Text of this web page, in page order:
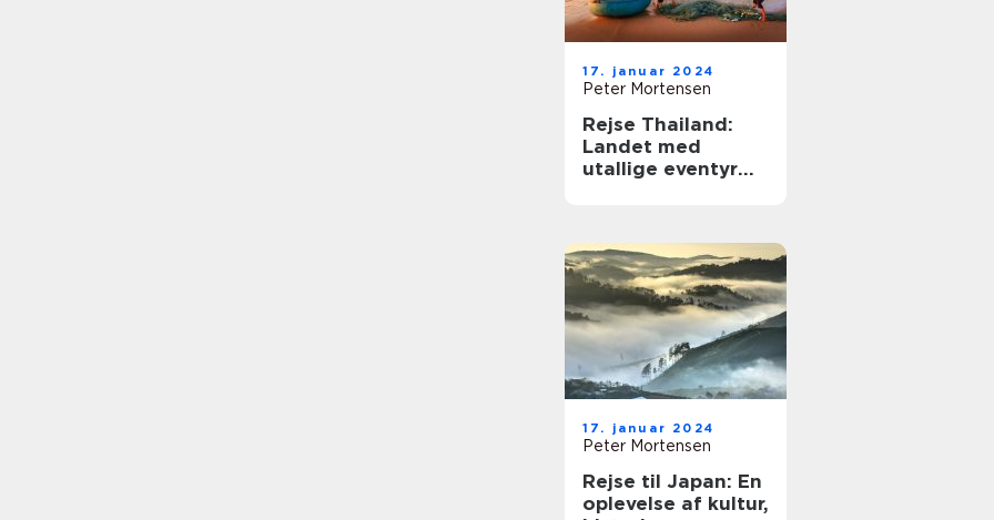
17. januar 2024
Peter Mortensen
Rejse Thailand:
Landet med
utallige eventyr
17. januar 2024
Peter Mortensen
Rejse til Japan: En
oplevelse af kultur,